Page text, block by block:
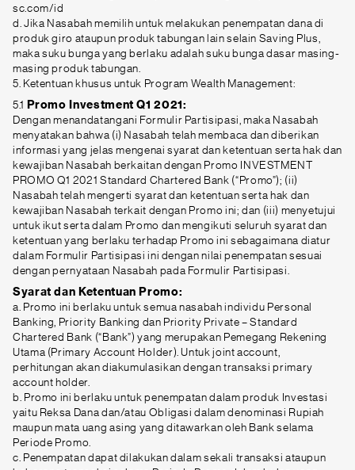
sc.com/id
d. Jika Nasabah memilih untuk melakukan penempatan dana di
produk giro ataupun produk tabungan lain selain Saving Plus,
maka suku bunga yang berlaku adalah suku bunga dasar masing-
masing produk tabungan.
5. Ketentuan khusus untuk Program Wealth Management:
5.1
Promo Investment Q1 2021:
Dengan menandatangani Formulir Partisipasi, maka Nasabah
menyatakan bahwa (i) Nasabah telah membaca dan diberikan
informasi yang jelas mengenai syarat dan ketentuan serta hak dan
kewajiban Nasabah berkaitan dengan Promo INVESTMENT
PROMO Q1 2021 Standard Chartered Bank (“Promo”); (ii)
Nasabah telah mengerti syarat dan ketentuan serta hak dan
kewajiban Nasabah terkait dengan Promo ini; dan (iii) menyetujui
untuk ikut serta dalam Promo dan mengikuti seluruh syarat dan
ketentuan yang berlaku terhadap Promo ini sebagaimana diatur
dalam Formulir Partisipasi ini dengan nilai penempatan sesuai
dengan pernyataan Nasabah pada Formulir Partisipasi.
Syarat dan Ketentuan Promo:
a. Promo ini berlaku untuk semua nasabah individu Personal
Banking, Priority Banking dan Priority Private – Standard
Chartered Bank (“Bank”) yang merupakan Pemegang Rekening
Utama (Primary Account Holder). Untuk joint account,
perhitungan akan diakumulasikan dengan transaksi primary
account holder.
b. Promo ini berlaku untuk penempatan dalam produk Investasi
yaitu Reksa Dana dan/atau Obligasi dalam denominasi Rupiah
maupun mata uang asing yang ditawarkan oleh Bank selama
Periode Promo.
c. Penempatan dapat dilakukan dalam sekali transaksi ataupun